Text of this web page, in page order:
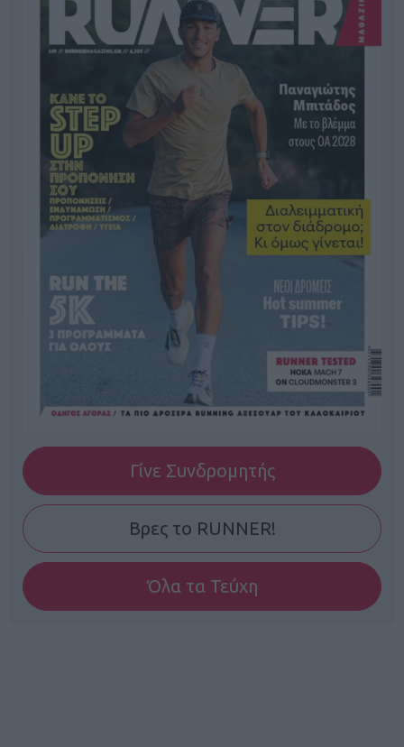
Γίνε Συνδρομητής
Βρες το RUNNER!
Όλα τα Τεύχη